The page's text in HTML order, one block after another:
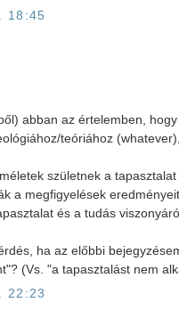
18:45
abban az értelemben,
teóriához
születnek a
a megfigyelések
és a tudás
ha az előbbi
(Vs. "a tapasztalást nem
22:23